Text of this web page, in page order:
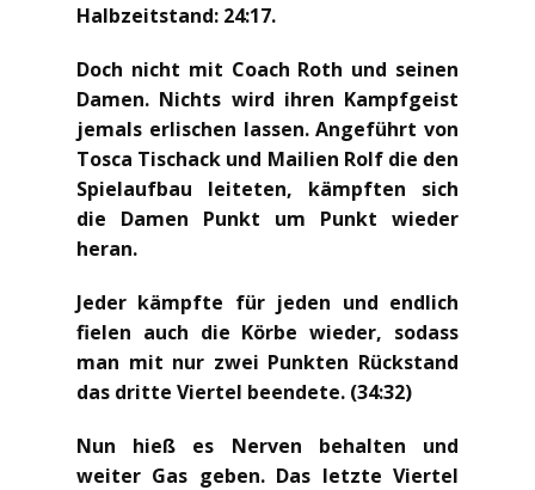
Halbzeitstand: 24:17.
Doch nicht mit Coach Roth und seinen
Damen. Nichts wird ihren Kampfgeist
jemals erlischen lassen. Angeführt von
Tosca Tischack und Mailien Rolf die den
Spielaufbau leiteten, kämpften sich
die Damen Punkt um Punkt wieder
heran.
Jeder kämpfte für jeden und endlich
fielen auch die Körbe wieder, sodass
man mit nur zwei Punkten Rückstand
das dritte Viertel beendete. (34:32)
Nun hieß es Nerven behalten und
weiter Gas geben. Das letzte Viertel